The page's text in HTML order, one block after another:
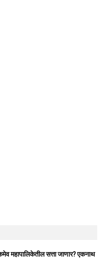
महापालिकेतील सत्ता जाणार? एकनाथ